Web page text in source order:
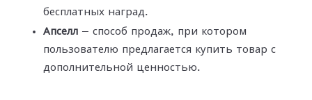
бесплатных наград.
Апселл — способ продаж, при котором
пользователю предлагается купить товар с
дополнительной ценностью.